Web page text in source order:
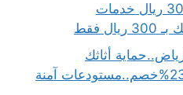
شركة نقل اثاث بالرياض 300 ريال خدمات
فقط
أثاثك
100%ضمان سلامة أثاثك..23%خصم..مستودعات آمنة